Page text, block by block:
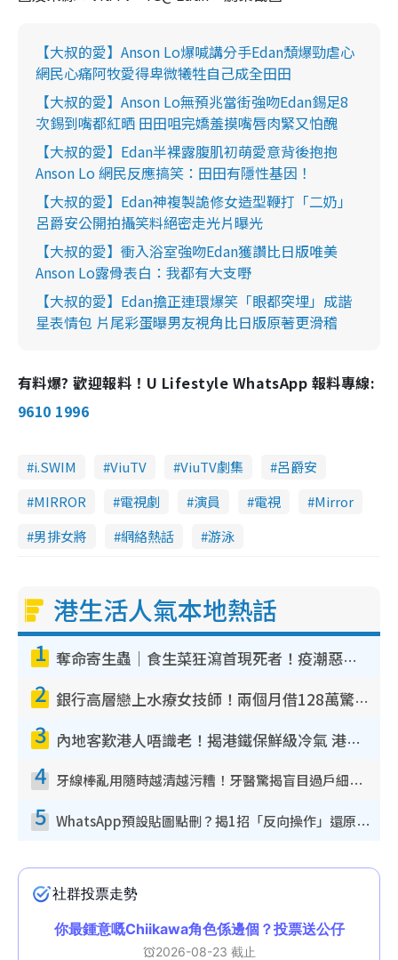
【大叔的愛】Anson Lo爆喊講分手Edan頹爆勁虐心
網民心痛阿牧愛得卑微犧牲自己成全田田
【大叔的愛】Anson Lo無預兆當街強吻Edan錫足8
次錫到嘴都紅晒 田田咀完嬌羞摸嘴唇肉緊又怕醜
【大叔的愛】Edan半裸露腹肌初萌愛意背後抱抱
Anson Lo 網民反應搞笑：田田有隱性基因！
【大叔的愛】Edan神複製詭修女造型鞭打「二奶」
呂爵安公開拍攝笑料絕密走光片曝光
【大叔的愛】衝入浴室強吻Edan獲讚比日版唯美
Anson Lo露骨表白：我都有大支嘢
【大叔的愛】Edan擔正連環爆笑「眼都突埋」成諧
星表情包 片尾彩蛋曝男友視角比日版原著更滑稽
有料爆? 歡迎報料！U Lifestyle WhatsApp 報料專線:
9610 1996
i.SWIM ViuTV ViuTV劇集
呂爵安
MIRROR
電視劇 演員 電視
Mirror
男排女將
網絡熱話 游泳
港生活人氣本地熱話
1 奪命寄生蟲｜食生菜狂瀉首現死者！疫潮惡化錄1.8萬宗病例 揭洗菜3大謬誤
2 銀行高層戀上水療女技師！兩個月借128萬驚覺「沉船」沉落火海 揭背後疑似邪教操控賣淫
3 內地客歎港人唔識老！揭港鐵保鮮級冷氣 港人求放過：咪投訴
4 牙線棒亂用隨時越清越污糟！牙醫驚揭盲目過戶細菌恐致蛀牙：呢種先係日常真保養
5 WhatsApp預設貼圖點刪？揭1招「反向操作」還原簡潔介面 附3步實測教學